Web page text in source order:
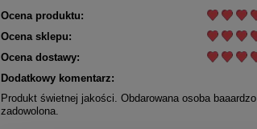
Ocena produktu:
Ocena sklepu:
Ocena dostawy:
Dodatkowy komentarz:
Produkt świetnej jakości. Obdarowana osoba baaardzo
zadowolona.